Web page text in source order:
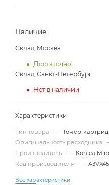
Наличие
Склад Москва
Достаточно
Склад Санкт-Петербург
Нет в наличии
Характеристики
Тип товара — Тонер-
Оригинальность расходника
Производитель —
Konica
Код производителя
—
Все характеристики